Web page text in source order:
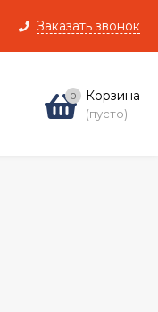
Заказать звонок
0 Корзина
(пусто)